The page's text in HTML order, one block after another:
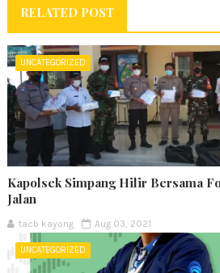
RELATED POST
UNCATEGORIZED
Kapolsek Simpang Hilir Bersama
Jalan
tacb kayong Aug 03, 2021
UNCATEGORIZED